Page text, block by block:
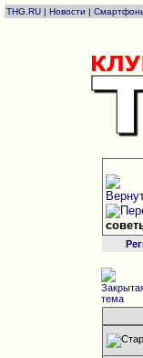
THG.RU | Новости |